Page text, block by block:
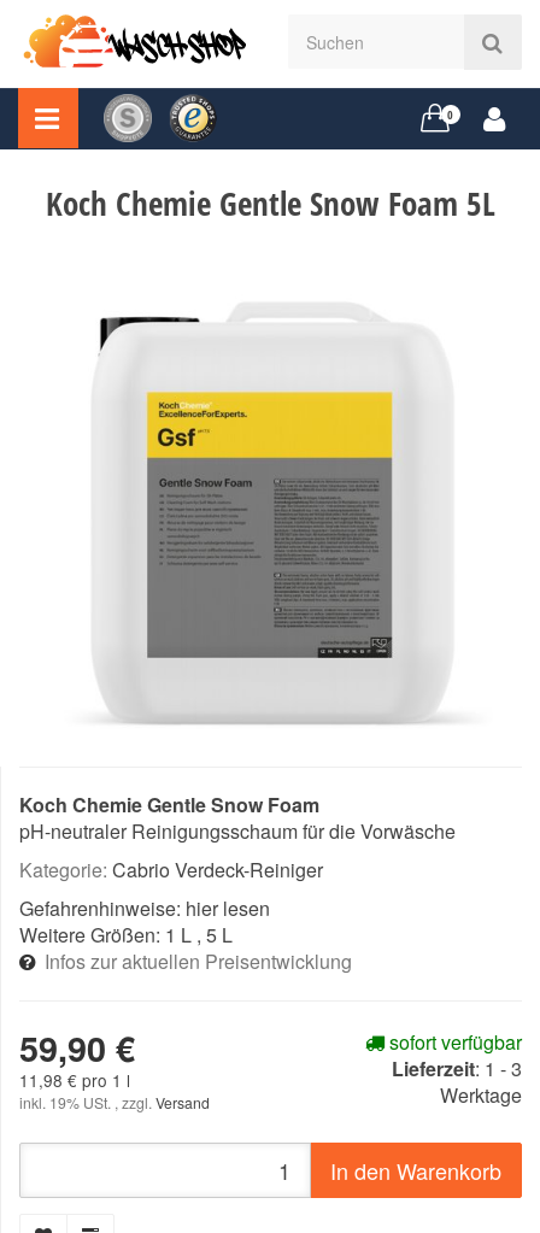
0
Koch Chemie Gentle Snow Foam 5L
Koch Chemie Gentle Snow Foam
pH-neutraler Reinigungsschaum für die Vorwäsche
Kategorie: Cabrio Verdeck-Reiniger
Gefahrenhinweise: hier lesen
Weitere Größen: 1 L , 5 L
Infos zur aktuellen Preisentwicklung
59,90 €
11,98 € pro 1 l
inkl. 19% USt. , zzgl. Versand
sofort verfügbar
Lieferzeit: 1 - 3
Werktage
In den Warenkorb